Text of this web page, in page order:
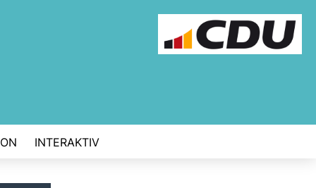
INTERAKTIV